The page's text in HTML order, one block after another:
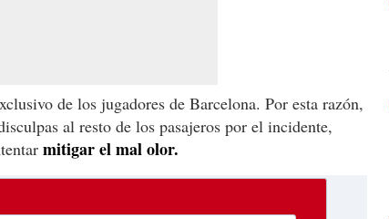
de los jugadores de Barcelona. Por esta razón,
al resto de los pasajeros por el incidente,
mitigar el mal olor.